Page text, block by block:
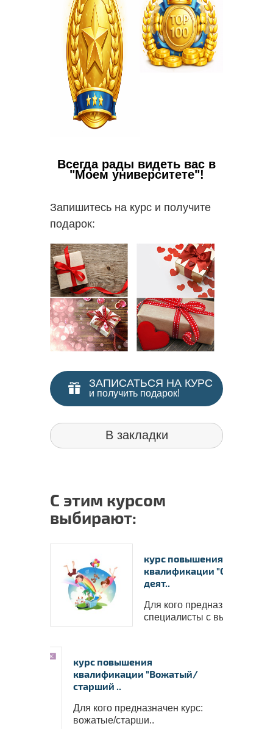
Всегда рады видеть вас в
"Моем университете"!
Запишитесь на курс и получите
подарок:
ЗАПИСАТЬСЯ НА КУРС
и получить подарок!
В закладки
С этим курсом
выбирают:
курс повышения
квалификации
деят..
Для кого предназначен курс:
специалисты с высшим..
курс повышения
квалификации "Вожатый/
старший ..
Для кого предназначен курс:
вожатые/старши..